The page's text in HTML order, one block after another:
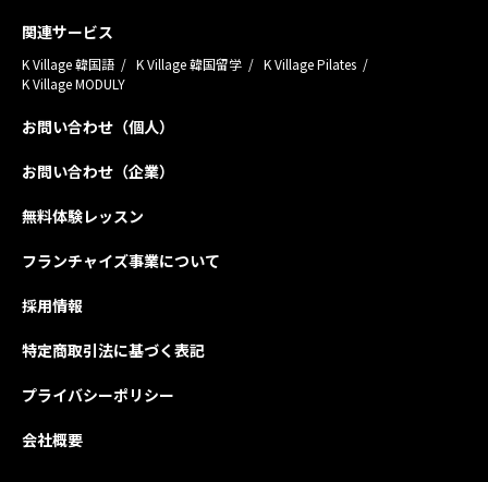
関連サービス
K Village 韓国語 K Village 韓国留学
K Village Pilates
K Village MODULY
お問い合わせ（個人）
お問い合わせ（企業）
無料体験レッスン
フランチャイズ事業について
採用情報
特定商取引法に基づく表記
プライバシーポリシー
会社概要